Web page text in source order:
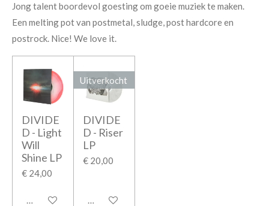
Jong talent boordevol goesting om goeie muziek te maken.
Een melting pot van postmetal, sludge, post hardcore en
postrock. Nice! We love it.
DIVIDE
D - Light
Will
Shine LP
€ 24,00
In winkelwagen
Uitverkocht
DIVIDE
D - Riser
LP
€ 20,00
Houd mij op de hoogte